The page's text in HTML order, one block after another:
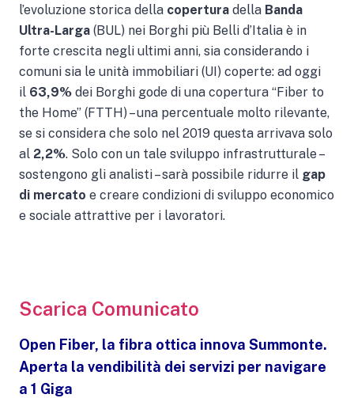
l’evoluzione storica della copertura della Banda
Ultra-Larga (BUL) nei Borghi più Belli d’Italia è in
forte crescita negli ultimi anni, sia considerando i
comuni sia le unità immobiliari (UI) coperte: ad oggi
il 63,9% dei Borghi gode di una copertura “Fiber to
the Home” (FTTH) – una percentuale molto rilevante,
se si considera che solo nel 2019 questa arrivava solo
al 2,2%. Solo con un tale sviluppo infrastrutturale –
sostengono gli analisti – sarà possibile ridurre il gap
di mercato e creare condizioni di sviluppo economico
e sociale attrattive per i lavoratori.
Scarica Comunicato
Open Fiber, la fibra ottica innova Summonte.
Aperta la vendibilità dei servizi per navigare
a 1 Giga